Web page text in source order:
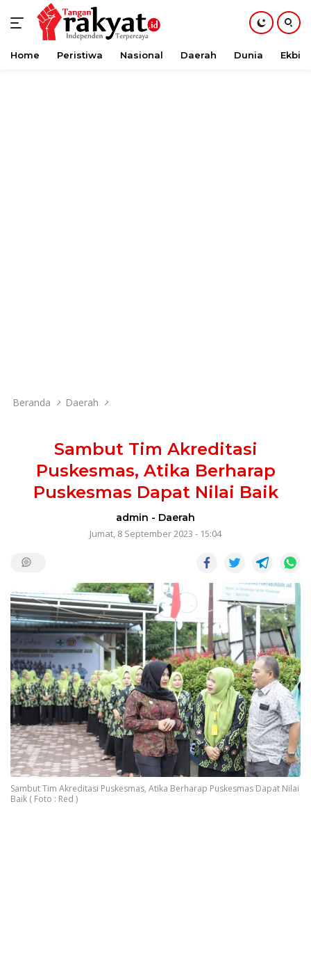
Langsung
Home Peristiwa Nasional Daerah Dunia Ekbis
Beranda Daerah
Sambut Tim Akreditasi
Puskesmas, Atika Berharap
Puskesmas Dapat Nilai Baik
admin - Daerah
Jumat, 8 September 2023 - 15:04
Sambut Tim Akreditasi Puskesmas, Atika Berharap Puskesmas Dapat Nilai
Baik ( Foto : Red )